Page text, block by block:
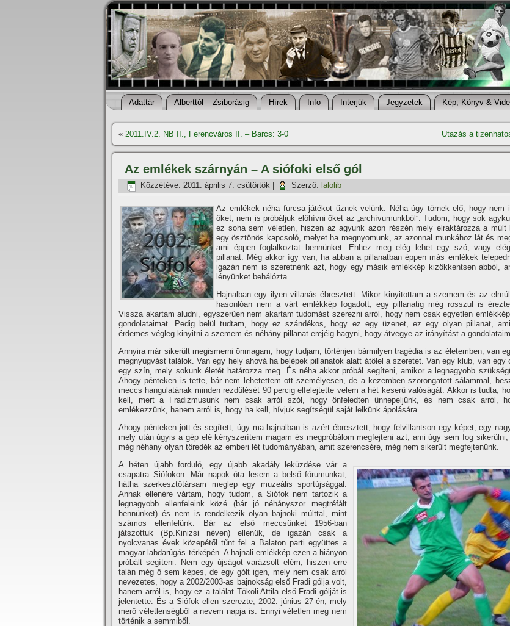
Adattár Alberttól – Zsiborásig Hí­rek Info Interjúk Jegyzetek Kép, Könyv &
« 2011.IV.2. NB II., Ferencváros II. – Barcs: 3-0 Utazás a
Az emlékek szárnyán – A siófoki első gól
Közzétéve: 2011. április 7. csütörtök Szerző: lalolib
Az emlékek néha furcsa játékot űznek velünk. Néha úgy törnek elő, hogy nem
őket, nem is próbáljuk előhí­vni őket az „archí­vumunkból”. Tudom, hogy sok
ez soha sem véletlen, hiszen az agyunk azon részén mely elraktározza a múlt
egy ösztönös kapcsoló, melyet ha megnyomunk, az azonnal munkához lát és
ami éppen foglalkoztat bennünket. Ehhez meg elég lehet egy szó, vagy
pillanat. Még akkor í­gy van, ha abban a pillanatban éppen más emlékek
igazán nem is szeretnénk azt, hogy egy másik emlékkép kizökkentsen abból,
lényünket behálózta.
Hajnalban egy ilyen villanás ébresztett. Mikor kinyitottam a szemem és az
hasonlóan nem a várt emlékkép fogadott, egy pillanatig még rosszul is
Vissza akartam aludni, egyszerűen nem akartam tudomást szerezni arról, hogy nem csak egyetlen
gondolataimat. Pedig belül tudtam, hogy ez szándékos, hogy ez egy üzenet, ez egy olyan pillanat,
érdemes végleg kinyitni a szemem és néhány pillanat erejéig hagyni, hogy átvegye az irányí­tást a
Annyira már sikerült megismerni önmagam, hogy tudjam, történjen bármilyen tragédia is az életemben, van
megnyugvást találok. Van egy hely ahová ha belépek pillanatok alatt átölel a szeretet. Van egy klub, van egy
egy szí­n, mely sokunk életét határozza meg. És néha akkor próbál segí­teni, amikor a legnagyobb
Ahogy pénteken is tette, bár nem lehetettem ott személyesen, de a kezemben szorongatott sálammal,
meccs hangulatának minden rezdülését 90 percig elfelejtette velem a hét keserű valóságát. Akkor is tudta,
kell, mert a Fradizmusunk nem csak arról szól, hogy önfeledten ünnepeljünk, és nem csak arról,
emlékezzünk, hanem arról is, hogy ha kell, hí­vjuk segí­tségül saját lelkünk ápolására.
Ahogy pénteken jött és segí­tett, úgy ma hajnalban is azért ébresztett, hogy felvillantson egy képet, egy
mely után úgyis a gép elé kényszerí­tem magam és megpróbálom megfejteni azt, ami úgy sem fog
még néhány olyan töredék az emberi lét tudományában, amit szerencsére, még nem sikerült megfejtenünk.
A héten újabb forduló, egy újabb akadály leküzdése vár a
csapatra Siófokon. Már napok óta lesem a belső fórumunkat,
hátha szerkesztőtársam meglep egy muzeális sportújsággal.
Annak ellenére vártam, hogy tudom, a Siófok nem tartozik a
legnagyobb ellenfeleink közé (bár jó néhányszor megtréfált
bennünket) és nem is rendelkezik olyan bajnoki múlttal, mint
számos ellenfelünk. Bár az első meccsünket 1956-ban
játszottuk (Bp.Kinizsi néven) ellenük, de igazán csak a
nyolcvanas évek közepétől tűnt fel a Balaton parti együttes a
magyar labdarúgás térképén. A hajnali emlékkép ezen a hiányon
próbált segí­teni. Nem egy újságot varázsolt elém, hiszen erre
talán még ő sem képes, de egy gólt igen, mely nem csak arról
nevezetes, hogy a 2002/2003-as bajnokság első Fradi gólja volt,
hanem arról is, hogy ez a találat Tököli Attila első Fradi gólját is
jelentette. És a Siófok ellen szerezte, 2002. június 27-én, mely
merő véletlenségből a nevem napja is. Ennyi véletlen meg nem
történik a semmiből.